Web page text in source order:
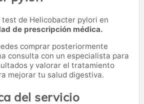
de Helicobacter pylori en
de prescripción médica.
comprar posteriormente
consulta con un especialista para
y valorar el tratamiento
mejorar tu salud digestiva.
del servicio